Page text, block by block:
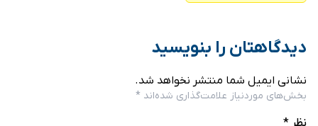
دیدگاهتان را بنویسید
نشانی ایمیل شما منتشر نخواهد شد.
بخش‌های موردنیاز علامت‌گذاری شده‌اند *